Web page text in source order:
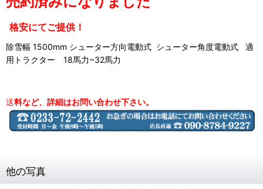
格安にてご提供！
除雪幅 1500mm シューター方向電動式 シューター角度電動式 適
用トラクター 18馬力~32馬力
送料など、詳細はお問い合わせ下さい。
他の写真